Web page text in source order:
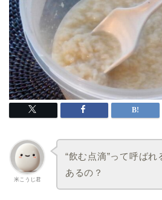
米こうじ君
“飲む点滴”って呼ば
あるの？